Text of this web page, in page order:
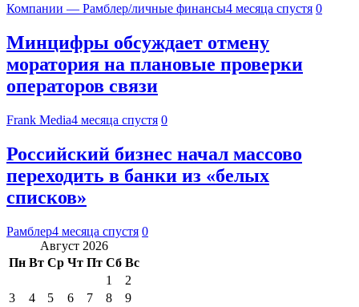
Компании — Рамблер/личные финансы4 месяца спустя 0
Минцифры обсуждает отмену
моратория на плановые проверки
операторов связи
Frank Media4 месяца спустя 0
Российский бизнес начал массово
переходить в банки из «белых
списков»
Рамблер4 месяца спустя 0
Август 2026
Пн Вт Ср Чт Пт Сб Вс
1
2
3
4 5 6 7 8
9